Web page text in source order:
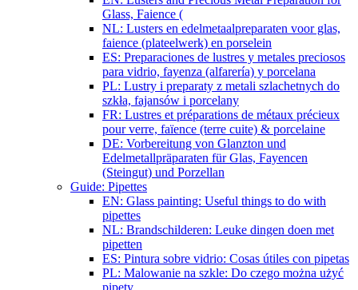
Glass, Faience (
NL: Lusters en edelmetaalpreparaten voor glas,
faience (plateelwerk) en porselein
ES: Preparaciones de lustres y metales preciosos
para vidrio, fayenza (alfarería) y porcelana
PL: Lustry i preparaty z metali szlachetnych do
szkła, fajansów i porcelany
FR: Lustres et préparations de métaux précieux
pour verre, faïence (terre cuite) & porcelaine
DE: Vorbereitung von Glanzton und
Edelmetallpräparaten für Glas, Fayencen
(Steingut) und Porzellan
Guide: Pipettes
EN: Glass painting: Useful things to do with
pipettes
NL: Brandschilderen: Leuke dingen doen met
pipetten
ES: Pintura sobre vidrio: Cosas útiles con pipetas
PL: Malowanie na szkle: Do czego można użyć
pipety